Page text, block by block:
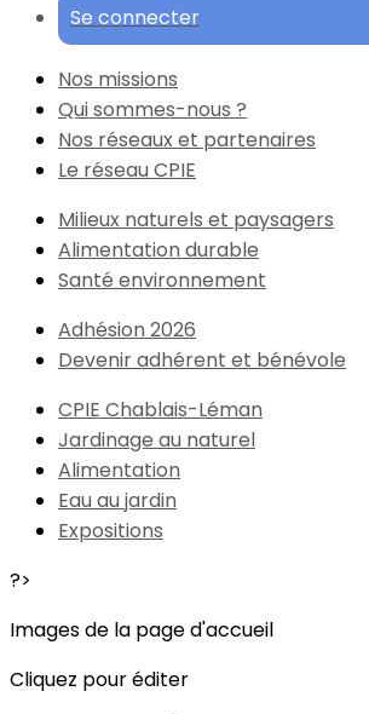
Se connecter
Nos missions
Qui sommes-nous ?
Nos réseaux et partenaires
Le réseau CPIE
Milieux naturels et paysagers
Alimentation durable
Santé environnement
Adhésion 2026
Devenir adhérent et bénévole
CPIE Chablais-Léman
Jardinage au naturel
Alimentation
Eau au jardin
Expositions
?>
Images de la page d'accueil
Cliquez pour éditer